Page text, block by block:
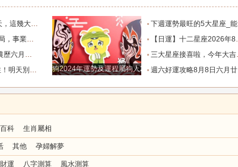
變得厚實富足_池池_財運_時間
_財運亨通_獅子座_天蠍座
項_工作_話說_生活
陰霾！_宇宙_機會_方也會
狗2024年運勢及運程屬狗人2024運勢好嗎
下週運勢最旺的5大星座_能量_木星_獅子座
【日運】十二星座2026年8月8日運勢播報_方面_感情_工作時
三大星座接喜啦，今年大吉大利，財氣逼人，榮華富貴擋不住。_天蠍座_財富_智慧
週六好運攻略8月8日六月廿六，十二生肖運勢及注意事項_調和_衣飾_事務
科 生肖屬相
其他 孕婦解夢
運 八字測算 風水測算